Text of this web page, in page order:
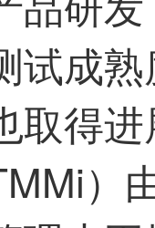
试成
取得
）